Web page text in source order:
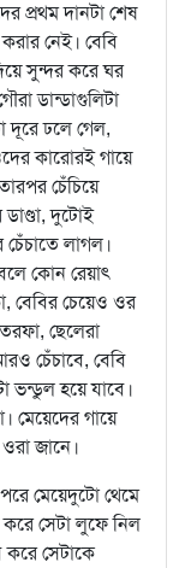
প্রথম দানটা শেষ
নেই। বেবি
সুন্দর করে ঘর
ডান্ডাগুলিটা
দূরে ঢলে গেল,
কারোরই গায়ে
চেঁচিয়ে
দুটোই
লাগল।
কোন রেয়াৎ
বেবির চেয়েও ওর
ছেলেরা
চেঁচাবে, বেবি
ভন্ডুল হয়ে যাবে।
মেয়েদের গায়ে
জানে।
মেয়েদুটো থেমে
সেটা লুফে নিল
সেটাকে